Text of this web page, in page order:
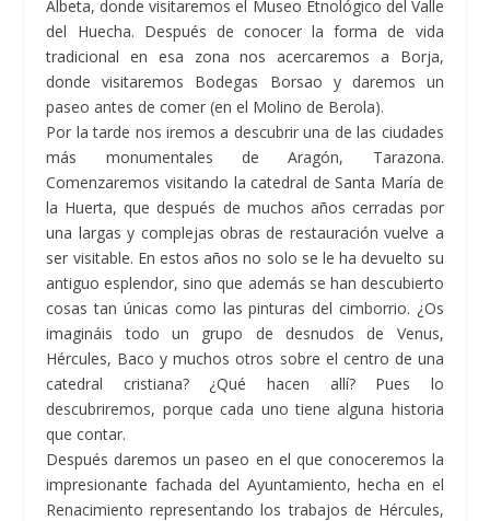
Albeta, donde visitaremos el Museo Etnológico del Valle
del Huecha. Después de conocer la forma de vida
tradicional en esa zona nos acercaremos a Borja,
donde visitaremos Bodegas Borsao y daremos un
paseo antes de comer (en el Molino de Berola).
Por la tarde nos iremos a descubrir una de las ciudades
más monumentales de Aragón, Tarazona.
Comenzaremos visitando la catedral de Santa María de
la Huerta, que después de muchos años cerradas por
una largas y complejas obras de restauración vuelve a
ser visitable. En estos años no solo se le ha devuelto su
antiguo esplendor, sino que además se han descubierto
cosas tan únicas como las pinturas del cimborrio. ¿Os
imagináis todo un grupo de desnudos de Venus,
Hércules, Baco y muchos otros sobre el centro de una
catedral cristiana? ¿Qué hacen allí? Pues lo
descubriremos, porque cada uno tiene alguna historia
que contar.
Después daremos un paseo en el que conoceremos la
impresionante fachada del Ayuntamiento, hecha en el
Renacimiento representando los trabajos de Hércules,